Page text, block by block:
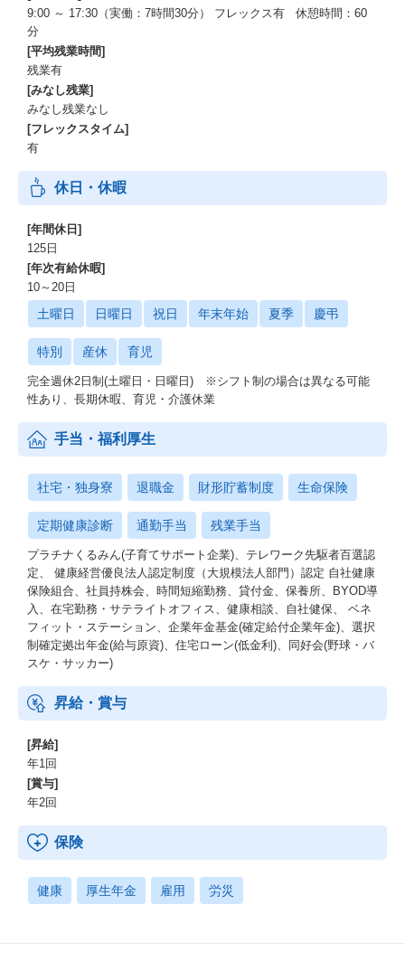
9:00 ～ 17:30（実働：7時間30分） フレックス有 休憩時間：60
分
[平均残業時間]
残業有
[みなし残業]
みなし残業なし
[フレックスタイム]
有
休日・休暇
[年間休日]
125日
[年次有給休暇]
10～20日
土曜日 日曜日 祝日 年末年始 夏季 慶弔
特別 産休 育児
完全週休2日制(土曜日・日曜日) ※シフト制の場合は異なる可能
性あり、長期休暇、育児・介護休業
手当・福利厚生
社宅・独身寮 退職金 財形貯蓄制度 生命保険
定期健康診断 通勤手当 残業手当
プラチナくるみん(子育てサポート企業)、テレワーク先駆者百選認
定、 健康経営優良法人認定制度（大規模法人部門）認定 自社健康
保険組合、社員持株会、時間短縮勤務、貸付金、保養所、BYOD導
入、在宅勤務・サテライトオフィス、健康相談、自社健保、 ベネ
フィット・ステーション、企業年金基金(確定給付企業年金)、選択
制確定拠出年金(給与原資)、住宅ローン(低金利)、同好会(野球・バ
スケ・サッカー)
昇給・賞与
[昇給]
年1回
[賞与]
年2回
保険
健康 厚生年金 雇用 労災